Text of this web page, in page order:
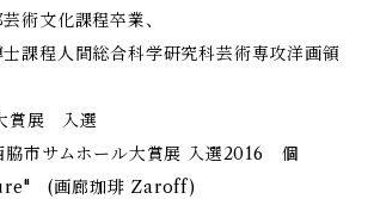
術文化課程卒業、
課程人間総合科学研究科芸術専攻洋画領
賞展 入選
脇市サムホール大賞展 入選2016 個
(画廊珈琲 Zaroff)